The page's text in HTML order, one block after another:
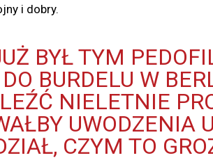
i dobry.
BYŁ TYM
BURDELU W
NIELETNIE
UWODZENIA
CZYM TO